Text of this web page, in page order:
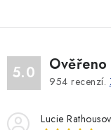
5.0 954 recenzí.
Lucie